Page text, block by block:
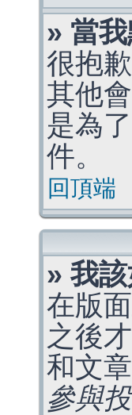
» 當
很抱
其他
是為
件。
回頂端
» 我
在版
之後
和文
參與